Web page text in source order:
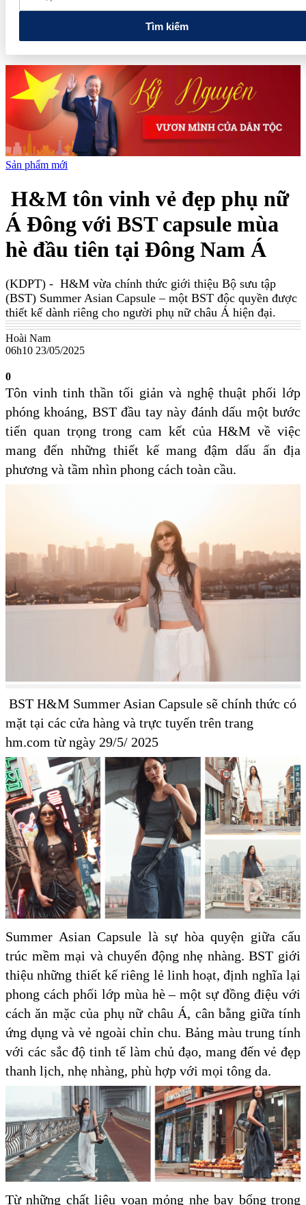
7/8: Dầu thế giới bật tăng mạnh, giá xăng trong nước đồng loạt giảm
Tìm kiếm
Sản phẩm mới
H&M tôn vinh vẻ đẹp phụ nữ
Á Đông với BST capsule mùa
hè đầu tiên tại Đông Nam Á
(KDPT) - H&M vừa chính thức giới thiệu Bộ sưu tập
(BST) Summer Asian Capsule – một BST độc quyền được
thiết kế dành riêng cho người phụ nữ châu Á hiện đại.
Hoài Nam
06h10 23/05/2025
0
Tôn vinh tinh thần tối giản và nghệ thuật phối lớp
phóng khoáng, BST đầu tay này đánh dấu một bước
tiến quan trọng trong cam kết của H&M về việc
mang đến những thiết kế mang đậm dấu ấn địa
phương và tầm nhìn phong cách toàn cầu.
BST H&M Summer Asian Capsule sẽ chính thức có
mặt tại các cửa hàng và trực tuyến trên trang
hm.com từ ngày 29/5/ 2025
Summer Asian Capsule là sự hòa quyện giữa cấu
trúc mềm mại và chuyển động nhẹ nhàng. BST giới
thiệu những thiết kế riêng lẻ linh hoạt, định nghĩa lại
phong cách phối lớp mùa hè – một sự đồng điệu với
cách ăn mặc của phụ nữ châu Á, cân bằng giữa tính
ứng dụng và vẻ ngoài chỉn chu. Bảng màu trung tính
với các sắc độ tinh tế làm chủ đạo, mang đến vẻ đẹp
thanh lịch, nhẹ nhàng, phù hợp với mọi tông da.
Từ những chất liệu voan mỏng nhẹ bay bổng trong